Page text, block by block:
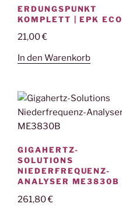
ERDUNGSPUNKT
KOMPLETT | EPK ECO
21,00€
In den Warenkorb
GIGAHERTZ-
SOLUTIONS
NIEDERFREQUENZ-
ANALYSER ME3830B
261,80€